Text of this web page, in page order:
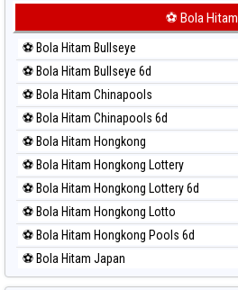
⚽ Bola Merah Kuda Lari
⚽ Bola Merah Magnum Cambodia
⚽ Bola Merah Nagoya
⚽ Bola Merah North Carolina Day
⚽ Bola Merah Pcso
⚽ Bola Merah Sao Paulo
⚽ Bola Merah Singapore
⚽ Bola Merah Sydney
⚽ Bola Merah Sydney Lottery
⚽ Bola Merah Sydney Lottery 6d
⚽ Bola Merah Sydney Lotto
⚽ Bola Hitam
⚽ Bola Hitam Bullseye
⚽ Bola Hitam Bullseye 6d
⚽ Bola Hitam Chinapools
⚽ Bola Hitam Chinapools 6d
⚽ Bola Hitam Hongkong
⚽ Bola Hitam Hongkong Lottery
⚽ Bola Hitam Hongkong Lottery 6d
⚽ Bola Hitam Hongkong Lotto
⚽ Bola Hitam Hongkong Pools 6d
⚽ Bola Hitam Japan
⚽ Bola Hitam Japan 6d